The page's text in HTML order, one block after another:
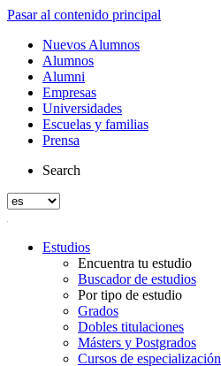
Pasar al contenido principal
Nuevos Alumnos
Alumnos
Alumni
Empresas
Universidades
Escuelas y familias
Prensa
Search
Estudios
Encuentra tu estudio
Buscador de estudios
Por tipo de estudio
Grados
Dobles titulaciones
Másters y Postgrados
Cursos de especialización